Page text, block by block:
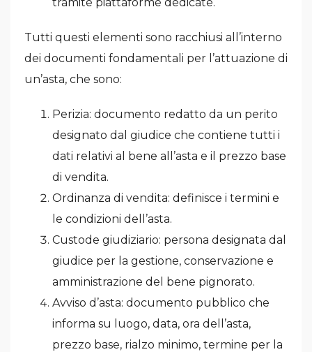
Tutti questi elementi sono racchiusi all’interno
dei documenti fondamentali per l’attuazione di
un’asta, che sono:
Perizia: documento redatto da un perito
designato dal giudice che contiene tutti i
dati relativi al bene all’asta e il prezzo base
di vendita.
Ordinanza di vendita: definisce i termini e
le condizioni dell’asta.
Custode giudiziario: persona designata dal
giudice per la gestione, conservazione e
amministrazione del bene pignorato.
Avviso d’asta: documento pubblico che
informa su luogo, data, ora dell’asta,
prezzo base, rialzo minimo, termine per la